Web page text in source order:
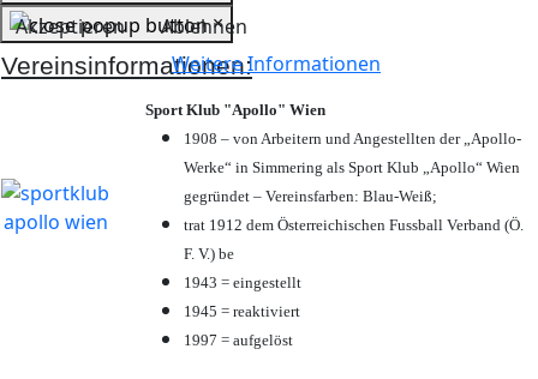
Akzeptieren
Ablehnen
Weitere Informationen
×
Vereinsinformationen:
Sport Klub "Apollo" Wien
1908 – von Arbeitern und Angestellten der „Apollo-
Werke“ in Simmering als Sport Klub „Apollo“ Wien
gegründet – Vereinsfarben: Blau-Weiß;
trat 1912 dem Österreichischen Fussball Verband (Ö.
F. V.) be
1943 = eingestellt
1945 = reaktiviert
1997 = aufgelöst